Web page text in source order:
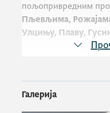
пољопривредним
Пљевљима,
Улцињу, Плаву,
остварити за
сточарској и биљној
Галерија